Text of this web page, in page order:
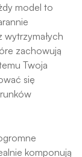
model to
wytrzymałych
zachowują
Twoja
się
komponują